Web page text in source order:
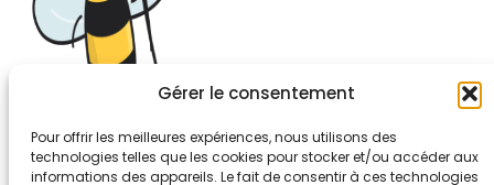
Gérer le consentement
Pour offrir les meilleures expériences, nous utilisons des
technologies telles que les cookies pour stocker et/ou accéder aux
informations des appareils. Le fait de consentir à ces technologies